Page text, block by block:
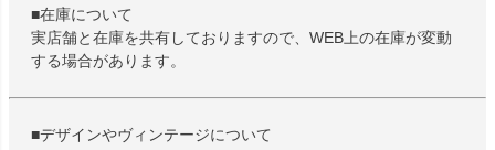
■在庫について
実店舗と在庫を共有しておりますので、WEB上の在庫が変動
する場合があります。
■デザインやヴィンテージについて